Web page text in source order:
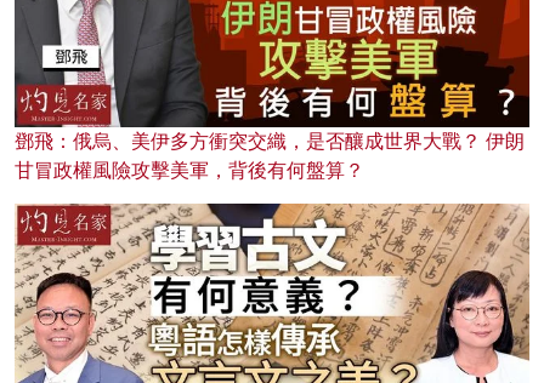
鄧飛：俄烏、美伊多方衝突交織，是否釀成世界大戰？ 伊朗
甘冒政權風險攻擊美軍，背後有何盤算？